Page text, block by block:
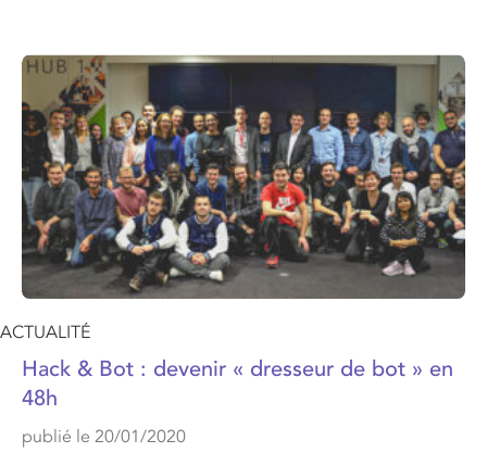
ACTUALITÉ
Hack & Bot : devenir « dresseur de bot » en
48h
publié le 20/01/2020